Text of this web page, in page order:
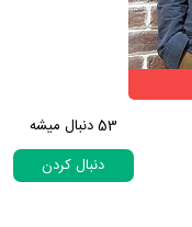
53دنبال میشه
دنبال کردن